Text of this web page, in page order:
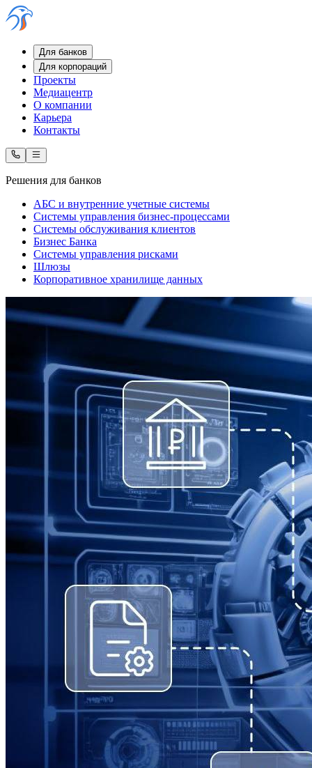
Для банков
Для корпораций
Проекты
Медиацентр
О компании
Карьера
Контакты
Решения для банков
АБС и внутренние учетные системы
Системы управления бизнес-процессами
Системы обслуживания клиентов
Бизнес Банка
Системы управления рисками
Шлюзы
Корпоративное хранилище данных